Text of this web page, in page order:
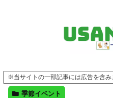
※当サイトの一部記事には広告を含み
季節イベント